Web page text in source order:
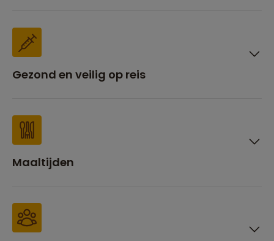
Gezond en veilig op reis
Maaltijden